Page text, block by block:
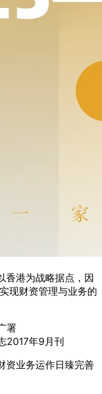
香港为战略据点，因
现财资管理与业务的
署
2017年9月刊